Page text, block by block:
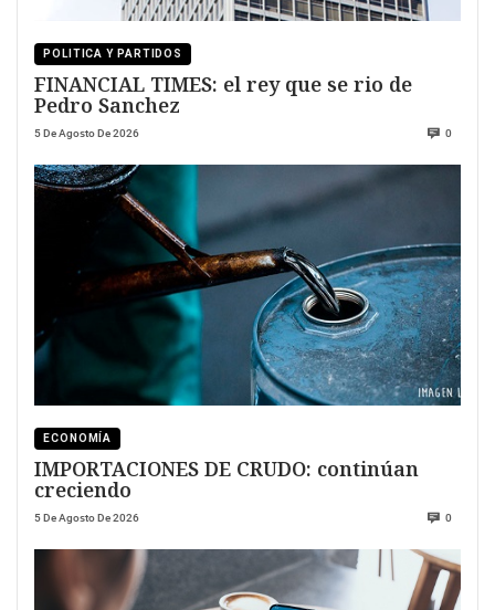
POLITICA Y PARTIDOS
FINANCIAL TIMES: el rey que se rio de
Pedro Sanchez
5 De Agosto De 2026 0
ECONOMÍA
IMPORTACIONES DE CRUDO: continúan
creciendo
5 De Agosto De 2026 0